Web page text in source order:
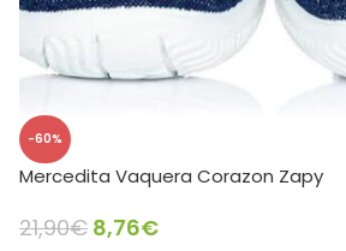
-60%
Mercedita Vaquera Corazon Zapy
21,90€ 8,76€